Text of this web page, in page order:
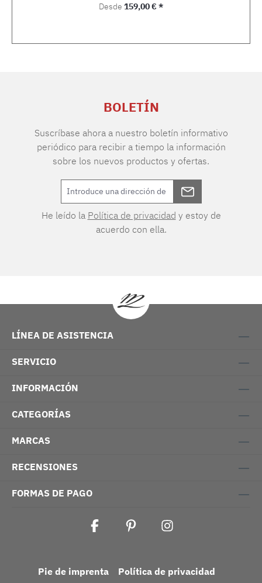
Precio normal:
Desde 159,00 € *
BOLETÍN
Suscríbase ahora a nuestro boletín informativo
periódico para recibir a tiempo la información
sobre los nuevos productos y ofertas.
He leído la Política de privacidad y estoy de
acuerdo con ella.
LÍNEA DE ASISTENCIA
SERVICIO
INFORMACIÓN
CATEGORÍAS
MARCAS
RECENSIONES
FORMAS DE PAGO
Pie de imprenta Política de privacidad